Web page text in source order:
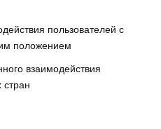
пользователей с
положением
взаимодействия
стран